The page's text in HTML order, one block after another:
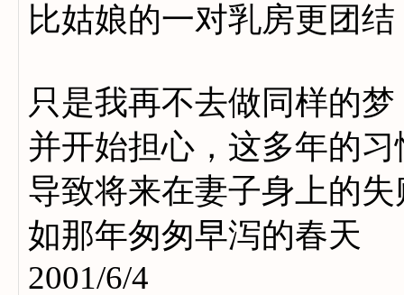
比姑娘的一对乳房更团结
只是我再不去做同样的梦
并开始担心，这多年的习
导致将来在妻子身上的失
如那年匆匆早泻的春天
2001/6/4